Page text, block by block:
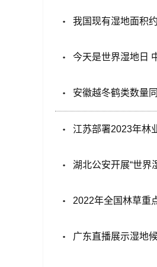
我国现有湿地面积
今天是世界湿地日
安徽越冬鹤类数量
江苏部署2023年林
湖北公安开展“世界
2022年全国林草重
广东直播展示湿地